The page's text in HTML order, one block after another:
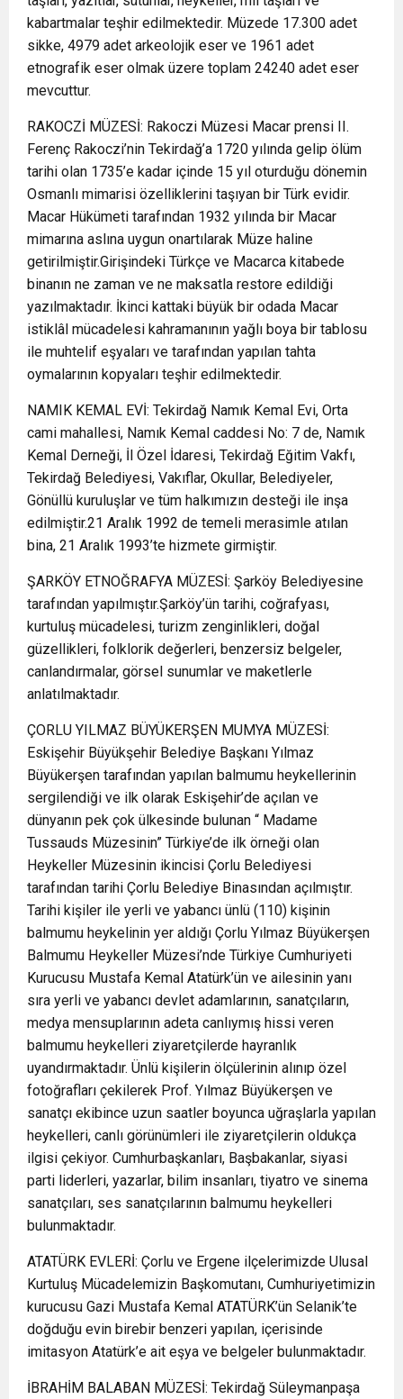
kabartmalar teşhir edilmektedir. Müzede 17.300 adet
sikke, 4979 adet arkeolojik eser ve 1961 adet
etnografik eser olmak üzere toplam 24240 adet eser
mevcuttur.
RAKOCZİ MÜZESİ: Rakoczi Müzesi Macar prensi II.
Ferenç Rakoczi’nin Tekirdağ’a 1720 yılında gelip ölüm
tarihi olan 1735’e kadar içinde 15 yıl oturduğu dönemin
Osmanlı mimarisi özelliklerini taşıyan bir Türk evidir.
Macar Hükümeti tarafından 1932 yılında bir Macar
mimarına aslına uygun onartılarak Müze haline
getirilmiştir.Girişindeki Türkçe ve Macarca kitabede
binanın ne zaman ve ne maksatla restore edildiği
yazılmaktadır. İkinci kattaki büyük bir odada Macar
istiklâl mücadelesi kahramanının yağlı boya bir tablosu
ile muhtelif eşyaları ve tarafından yapılan tahta
oymalarının kopyaları teşhir edilmektedir.
NAMIK KEMAL EVİ: Tekirdağ Namık Kemal Evi, Orta
cami mahallesi, Namık Kemal caddesi No: 7 de, Namık
Kemal Derneği, İl Özel İdaresi, Tekirdağ Eğitim Vakfı,
Tekirdağ Belediyesi, Vakıflar, Okullar, Belediyeler,
Gönüllü kuruluşlar ve tüm halkımızın desteği ile inşa
edilmiştir.21 Aralık 1992 de temeli merasimle atılan
bina, 21 Aralık 1993’te hizmete girmiştir.
ŞARKÖY ETNOĞRAFYA MÜZESİ: Şarköy Belediyesine
tarafından yapılmıştır.Şarköy’ün tarihi, coğrafyası,
kurtuluş mücadelesi, turizm zenginlikleri, doğal
güzellikleri, folklorik değerleri, benzersiz belgeler,
canlandırmalar, görsel sunumlar ve maketlerle
anlatılmaktadır.
ÇORLU YILMAZ BÜYÜKERŞEN MUMYA MÜZESİ:
Eskişehir Büyükşehir Belediye Başkanı Yılmaz
Büyükerşen tarafından yapılan balmumu heykellerinin
sergilendiği ve ilk olarak Eskişehir’de açılan ve
dünyanın pek çok ülkesinde bulunan “ Madame
Tussauds Müzesinin” Türkiye’de ilk örneği olan
Heykeller Müzesinin ikincisi Çorlu Belediyesi
tarafından tarihi Çorlu Belediye Binasından açılmıştır.
Tarihi kişiler ile yerli ve yabancı ünlü (110) kişinin
balmumu heykelinin yer aldığı Çorlu Yılmaz Büyükerşen
Balmumu Heykeller Müzesi’nde Türkiye Cumhuriyeti
Kurucusu Mustafa Kemal Atatürk’ün ve ailesinin yanı
sıra yerli ve yabancı devlet adamlarının, sanatçıların,
medya mensuplarının adeta canlıymış hissi veren
balmumu heykelleri ziyaretçilerde hayranlık
uyandırmaktadır. Ünlü kişilerin ölçülerinin alınıp özel
fotoğrafları çekilerek Prof. Yılmaz Büyükerşen ve
sanatçı ekibince uzun saatler boyunca uğraşlarla yapılan
heykelleri, canlı görünümleri ile ziyaretçilerin oldukça
ilgisi çekiyor. Cumhurbaşkanları, Başbakanlar, siyasi
parti liderleri, yazarlar, bilim insanları, tiyatro ve sinema
sanatçıları, ses sanatçılarının balmumu heykelleri
bulunmaktadır.
ATATÜRK EVLERİ: Çorlu ve Ergene ilçelerimizde Ulusal
Kurtuluş Mücadelemizin Başkomutanı, Cumhuriyetimizin
kurucusu Gazi Mustafa Kemal ATATÜRK’ün Selanik’te
doğduğu evin birebir benzeri yapılan, içerisinde
imitasyon Atatürk’e ait eşya ve belgeler bulunmaktadır.
İBRAHİM BALABAN MÜZESİ: Tekirdağ Süleymanpaşa